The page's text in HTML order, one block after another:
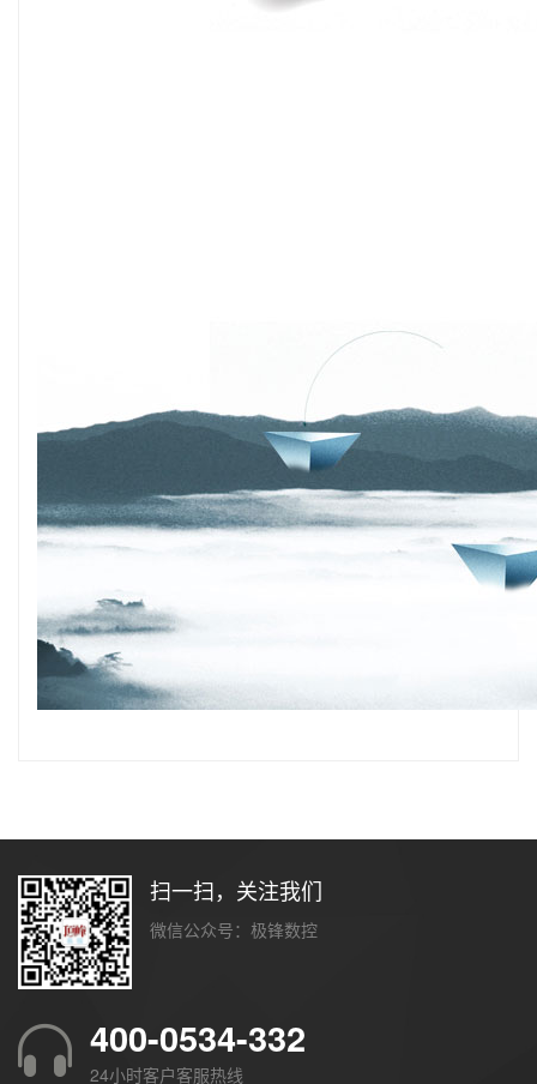
扫一扫，关注我们
微信公众号：极锋数控
400-0534-332
24小时客户客服热线